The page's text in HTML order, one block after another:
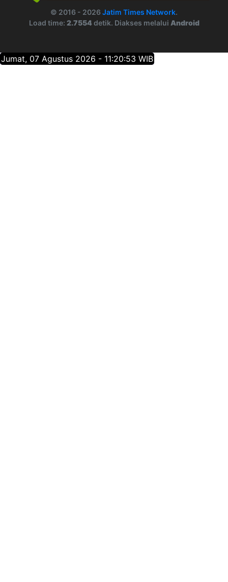
© 2016 - 2026 Jatim Times Network.
Load time: 2.7554detik. Diakses melalui Android
Jumat, 07 Agustus 2026 - 11:20:54 WIB